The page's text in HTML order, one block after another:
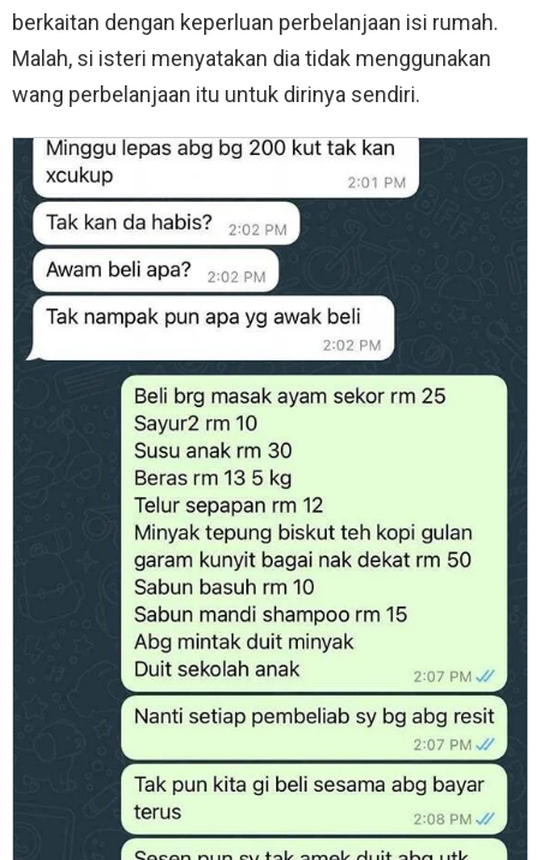
berkaitan dengan keperluan perbelanjaan isi rumah.
Malah, si isteri menyatakan dia tidak menggunakan
wang perbelanjaan itu untuk dirinya sendiri.